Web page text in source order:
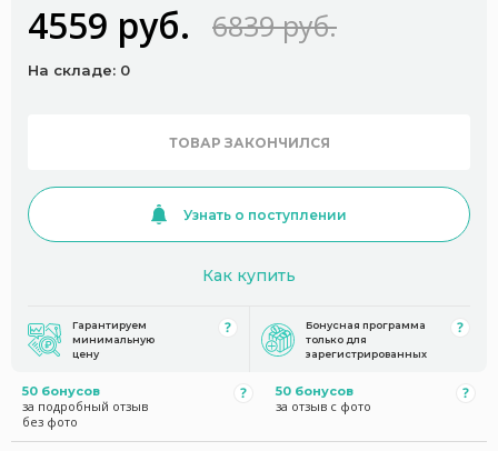
4559 руб. 6839 руб.
На складе: 0
ТОВАР ЗАКОНЧИЛСЯ
Узнать о поступлении
Как купить
Гарантируем
минимальную
цену
Бонусная программа
только для
зарегистрированных
50 бонусов
за подробный отзыв
без фото
50 бонусов
за отзыв с фото